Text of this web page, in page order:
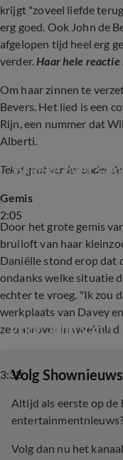
krijgt "zoveel liefde
erg goed. Ook John de
afgelopen tijd heel erg
verder.Haar hele
Om haar zinnen te
Bevers. Het lied is een
Rijn, een nummer dat
Alberti.
Tekst gaat verder onder
2:05
Willeke over
Gemis
Door het grote gemis
bruiloft van haar
Daniëlle stond erop dat
ondanks welke situatie
echter te vroeg. "Ik zou
werkplaats van Davey
ze daarover in weekblad
3:38
Zoon John van 't
‎Volg
Altijd als eerste op
entertainmentnieuws?
Volg dan nu het